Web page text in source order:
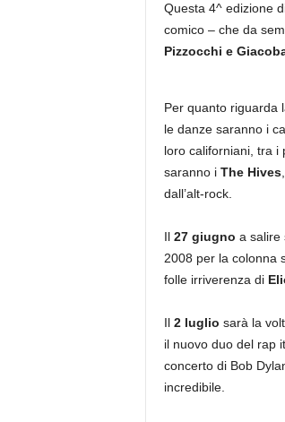
Questa 4^ edizione
comico – che da
Pizzocchi e
Per quanto riguarda
le danze saranno i
loro californiani, tra i
saranno i The Hives
dall’alt-rock.
Il 27 giugno a salire
2008 per la colonna
folle irriverenza di
Il 2 luglio sarà la
il nuovo duo del rap
concerto di Bob
incredibile.